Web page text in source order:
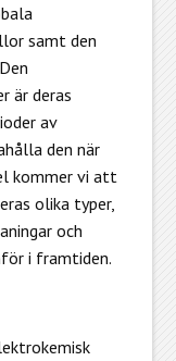
samt den
är deras
av
den när
kommer vi att
olika typer,
och
i framtiden.